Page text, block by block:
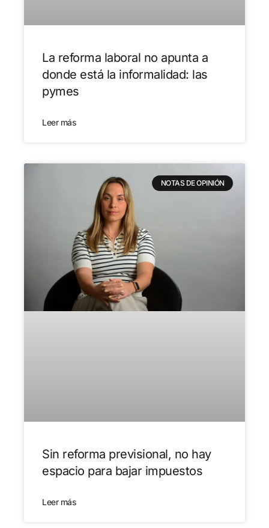
La reforma laboral no apunta a
donde está la informalidad: las
pymes
Leer más
NOTAS DE OPINIÓN
Sin reforma previsional, no hay
espacio para bajar impuestos
Leer más